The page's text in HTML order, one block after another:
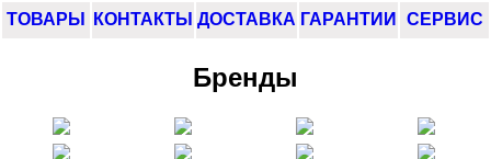
ТОВАРЫ КОНТАКТЫ ДОСТАВКА ГАРАНТИИ СЕРВИС
Бренды